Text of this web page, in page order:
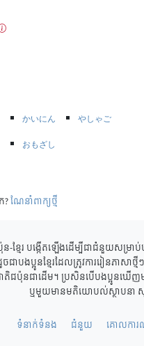
かいにん
やしゃご
おもざし
?ណែនាំពាក្យថ្មី
-ខ្មែរ បង្កើតឡើងដើម្បីជាជំនួយសម្រ
ចជាបងប្អូនខ្មែរដែលត្រូវការរៀនភាស
តិជប៉ុនជាដើម។ ប្រសិនបើបងប្អូនឃើ
ឬមួយមានមតិយោបល់ស្ថាបនា
ទំនាក់ទំនង ជំនួយ គោលកា